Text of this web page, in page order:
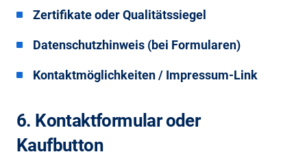
Zertifikate oder Qualitätssiegel
Datenschutzhinweis (bei Formularen)
Kontaktmöglichkeiten / Impressum-Link
6. Kontaktformular oder
Kaufbutton